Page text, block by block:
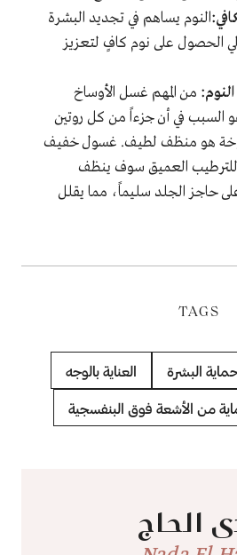
النوم يساهم في تجديد البشرة
الحصول على نوم كافٍ لتعزيز
: من المهم غسل الأوساخ
السبب في أن جزءاً من كل روتين
هو منظف لطيف. غسول خفيف
العميق سوف ينظف
حاجز الجلد سليماً، مما يقلل
TAGS
البشرة العناية بالوجه
من الأشعة فوق البنفسجية
الحاج